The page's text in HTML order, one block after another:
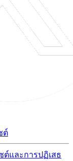
ต์
ต์และการปฏิเสธ